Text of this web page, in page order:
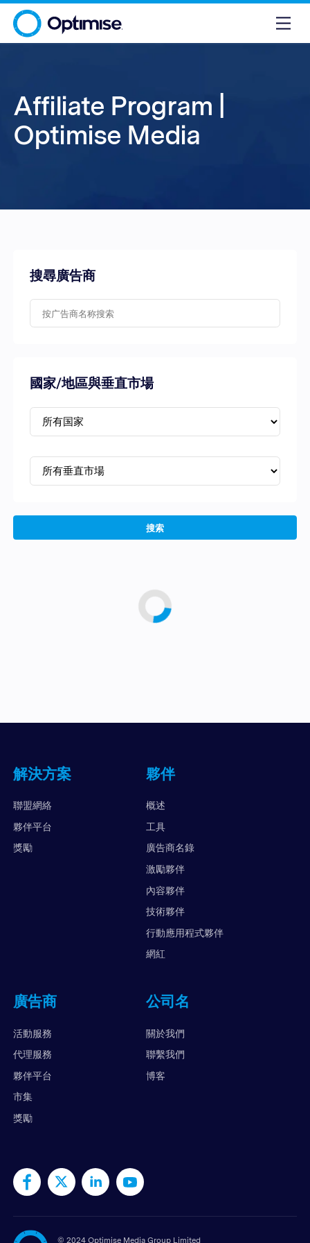
Affiliate Program |
Optimise Media
搜尋廣告商
國家/地區與垂直市場
搜索
解決方案
聯盟網絡
夥伴平台
獎勵
夥伴
概述
工具
廣告商名錄
激勵夥伴
內容夥伴
技術夥伴
行動應用程式夥伴
網紅
廣告商
活動服務
代理服務
夥伴平台
市集
獎勵
公司名
關於我們
聯繫我們
博客
© 2024 Optimise Media Group Limited